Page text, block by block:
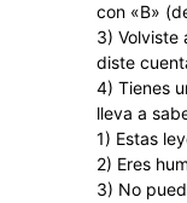
con «B»
3) Volviste
diste
4) Tienes
lleva a
1) Estas
2) Eres
3) No